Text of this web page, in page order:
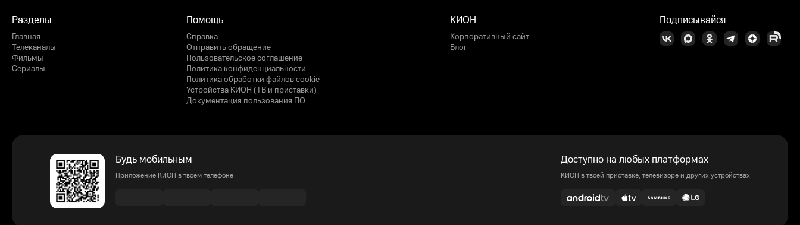
Разделы
Главная
Телеканалы
Фильмы
Сериалы
Помощь
Справка
Отправить обращение
Пользовательское соглашение
Политика конфиденциальности
Политика обработки файлов cookie
Устройства КИОН (ТВ и приставки)
Документация пользования ПО
КИОН
Корпоративный сайт
Блог
Подписывайся
Будь мобильным
Приложение КИОН в твоем телефоне
Доступно на любых платформах
КИОН в твоей приставке, телевизоре и других устройствах